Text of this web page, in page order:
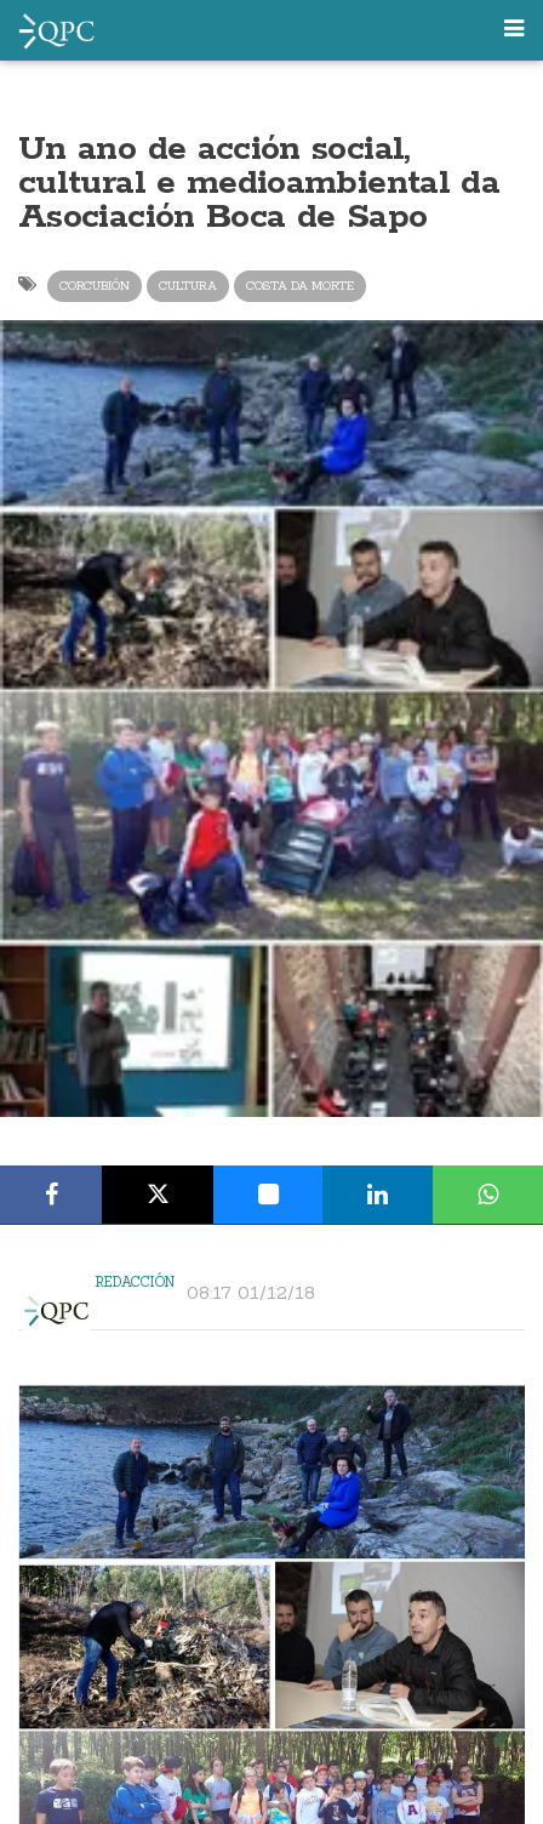
Un ano de acción social,
cultural e medioambiental da
Asociación Boca de Sapo
CORCUBIÓN CULTURA COSTA DA MORTE
REDACCIÓN 08:17 01/12/18